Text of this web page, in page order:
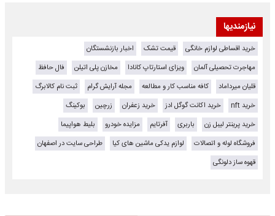
نیازمندیها
خرید اقساطی لوازم خانگی قیمت تشک
اخبار بازنشستگان
مهاجرت تحصیلی آلمان
ویزای استارتاپ کانادا مخازن پلی اتیلن
فال حافظ
قلیان میرداماد
کافه مناسب کار و مطالعه مجله آرایش گرام
ثبت نام کالابرگ
خرید nft
خرید اکانت گوگل ادز خرید زعفران زرچین
بوکینگ
خرید پرینتر لیبل زن
باربری آفرتایم مزایده خودرو
بلیط هواپیما
فروشگاه لوله و اتصالات
لوازم یدکی ماشین های کیا
طراحی سایت در اصفهان
قهوه ساز دلونگی